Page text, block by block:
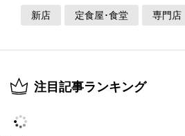
新店 定食屋･食堂 専門店
注目記事ランキング